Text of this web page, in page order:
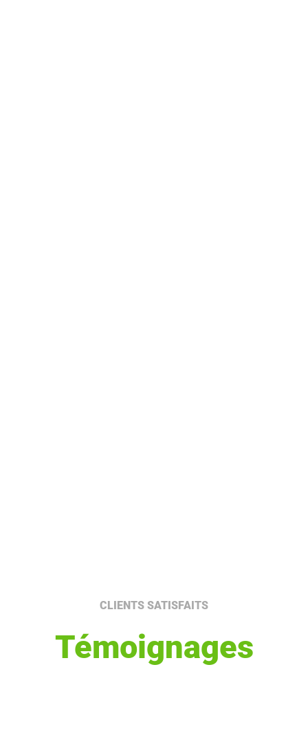
CLIENTS SATISFAITS
Témoignages